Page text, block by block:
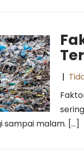
|
sampai malam. […]